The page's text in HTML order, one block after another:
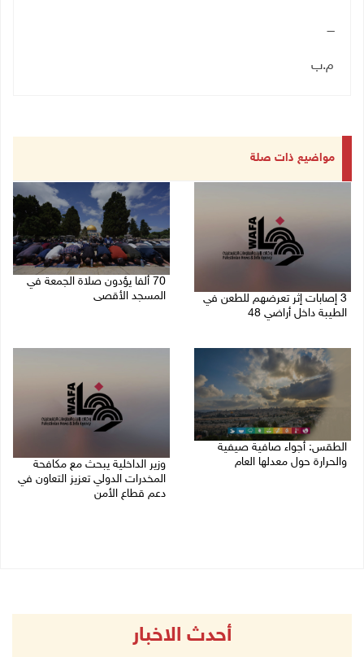
ــــ
م.ب
مواضيع ذات صلة
3 إصابات إثر تعرضهم للطعن في
الطيبة داخل أراضي 48
70 ألفا يؤدون صلاة الجمعة في
المسجد الأقصى
الطقس: أجواء صافية صيفية
والحرارة حول معدلها العام
وزير الداخلية يبحث مع مكافحة
المخدرات الدولي تعزيز التعاون في
دعم قطاع الأمن
أحدث الاخبار